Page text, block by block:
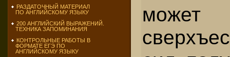
РАЗДАТОЧНЫЙ МАТЕРИАЛ
ПО АНГЛИЙСКОМУ ЯЗЫКУ
200 АНГЛИЙСКИЙ ВЫРАЖЕНИЙ.
ТЕХНИКА ЗАПОМИНАНИЯ
КОНТРОЛЬНЫЕ РАБОТЫ В
ФОРМАТЕ ЕГЭ ПО
АНГЛИЙСКОМУ ЯЗЫКУ
может